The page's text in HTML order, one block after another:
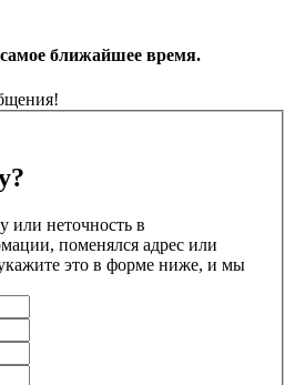
ближайшее время.
неточность в
поменялся адрес или
это в форме ниже, и мы